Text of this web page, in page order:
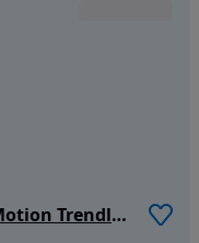
Volkswagen Golf 1.6 TDI BlueMotion Trendline